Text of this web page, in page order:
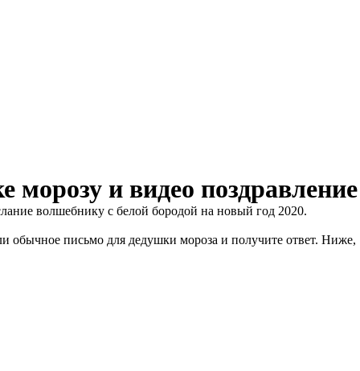
морозу и видео поздравление
волшебнику с белой бородой на новый год 2020.
обычное письмо для дедушки мороза и получите ответ. Ниже,